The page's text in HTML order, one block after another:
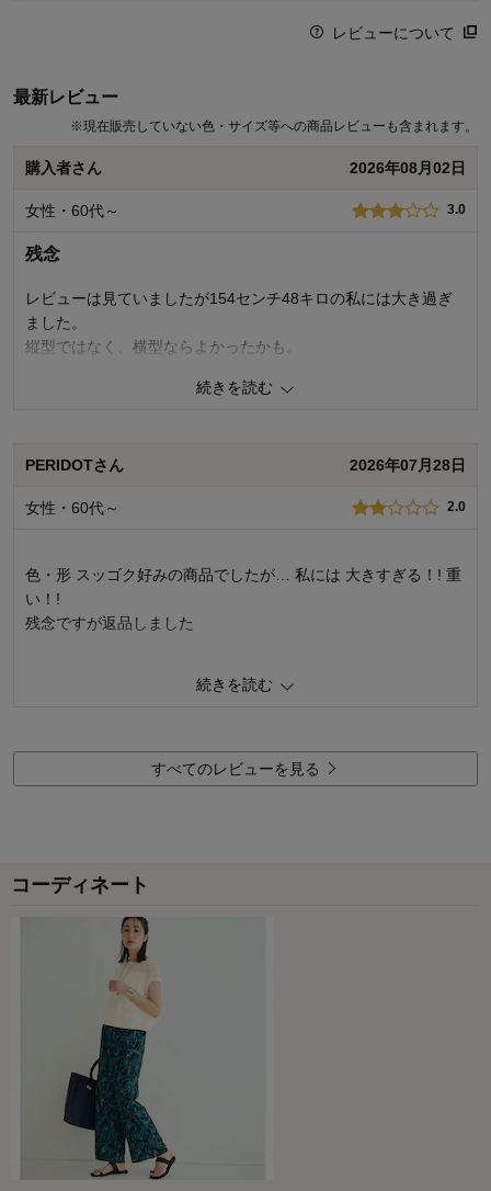
レビューについて
最新レビュー
※現在販売していない色・サイズ等への商品レビューも含まれます。
購入者さん 2026年08月02日
女性・60代～ 3.0
残念
レビューは見ていましたが154センチ48キロの私には大き過ぎ
ました。
縦型ではなく、横型ならよかったかも。
人が参考になりました
続きを読む
PERIDOTさん 2026年07月28日
女性・60代～ 2.0
色・形 スッゴク好みの商品でしたが… 私には 大きすぎる！! 重
い！!
残念ですが返品しました
商品のご購入、ならびにレビューへのご投稿ありがとうございます。
お求めいただいた商品のサイズ感や重量感につきまして、ご満足いた
ます。 すでにご返品のお手続きをいただいたとのこと、お手間を取ら
せてしまい重ねてお詫び申し上げます。 いただいたご意見は、今後の
使いやすさ・はき心地
品質
お気に入りポイント：
続きを読む
すべてのレビューを見る
コーディネート